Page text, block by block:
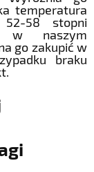
temperatura
58 stopni
w naszym
go zakupić w
braku